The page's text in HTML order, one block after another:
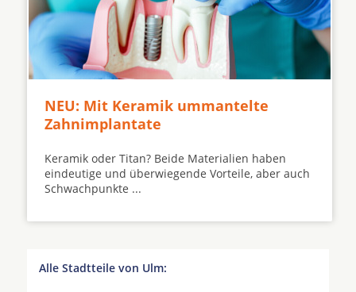
NEU: Mit Keramik ummantelte
Zahnimplantate
Keramik oder Titan? Beide Materialien haben
eindeutige und überwiegende Vorteile, aber auch
Schwachpunkte ...
Alle Stadtteile von Ulm: